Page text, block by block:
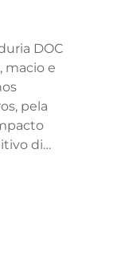
DOC
macio e
pela
di…